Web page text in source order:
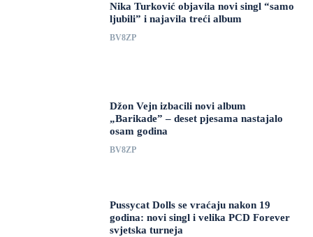
Nika Turković objavila novi singl “samo
ljubili” i najavila treći album
BV8ZP
Džon Vejn izbacili novi album
„Barikade” – deset pjesama nastajalo
osam godina
BV8ZP
Pussycat Dolls se vraćaju nakon 19
godina: novi singl i velika PCD Forever
svjetska turneja